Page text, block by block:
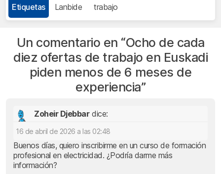
Etiquetas Lanbide trabajo
Un comentario en “Ocho de cada
diez ofertas de trabajo en Euskadi
piden menos de 6 meses de
experiencia”
Zoheir Djebbar dice:
16 de abril de 2026 a las 02:48
Buenos días, quiero inscribirme en un curso de formación
profesional en electricidad. ¿Podría darme más
información?